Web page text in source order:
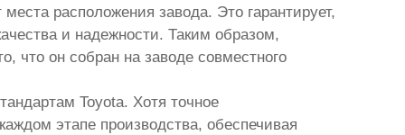
расположения завода. Это гарантирует,
и надежности. Таким образом,
что он собран на заводе совместного
Toyota. Хотя точное
этапе производства, обеспечивая